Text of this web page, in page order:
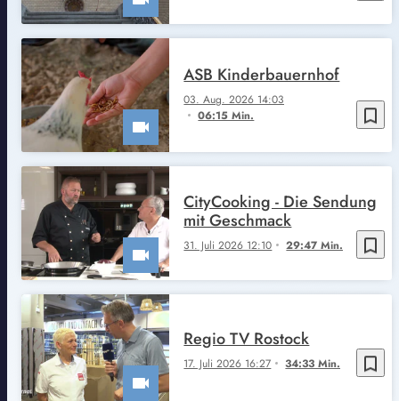
bookmark_border
03. Aug. 2026 14:03
06:15 Min.
ASB Kinderbauernhof
bookmark_border
31. Juli 2026 12:10 29:47 Min.
CityCooking - Die Sendung
mit Geschmack
bookmark_border
17. Juli 2026 16:27 34:33 Min.
Regio TV Rostock